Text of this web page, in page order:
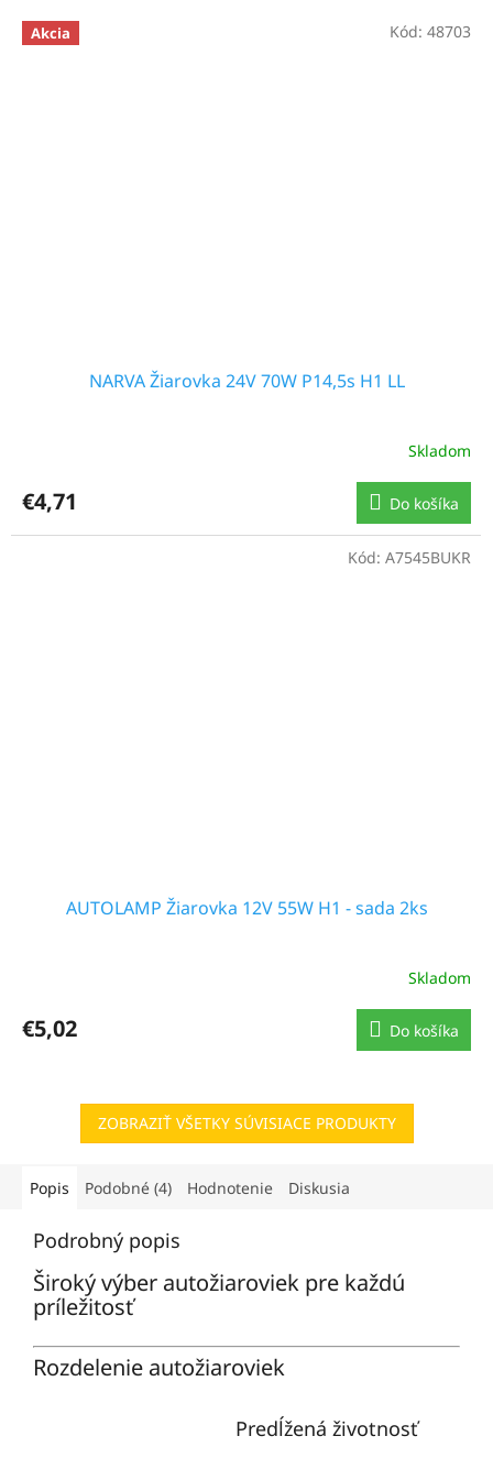
Akcia
NARVA Žiarovka 24V 70W P14,5s H1 LL
Skladom
€4,71 Do košíka
Kód: 48703
AUTOLAMP Žiarovka 12V 55W H1 - sada 2ks
Skladom
€5,02 Do košíka
Kód: A7545BUKR
ZOBRAZIŤ VŠETKY SÚVISIACE PRODUKTY
Popis Podobné (4) Hodnotenie Diskusia
Podrobný popis
Široký výber autožiaroviek pre každú
príležitosť
Rozdelenie autožiaroviek
Predĺžená životnosť